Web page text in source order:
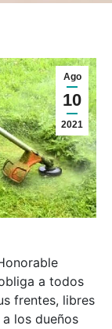
Ago
10
2021
a todos
frentes, libres
los dueños